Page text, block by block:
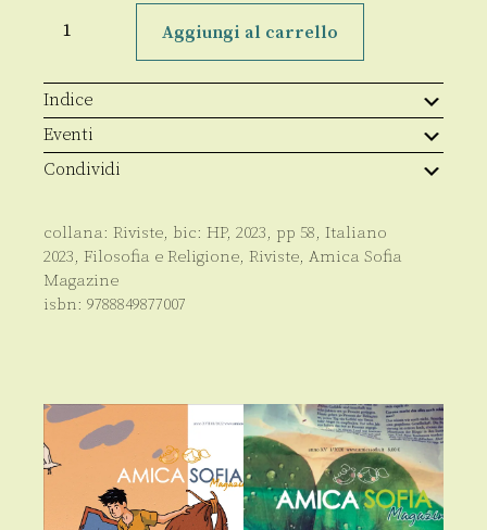
Sofia
Anno
XVIII
-
01/2023
quantità
Aggiungi al carrello
Indice
Eventi
Condividi
collana: Riviste, bic: HP, 2023, pp 58, Italiano
2023, Filosofia e Religione, Riviste, Amica Sofia
Magazine
isbn: 9788849877007